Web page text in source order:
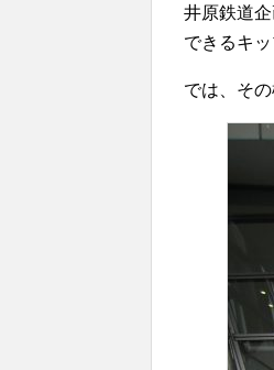
井原鉄道
できるキ
では、そ